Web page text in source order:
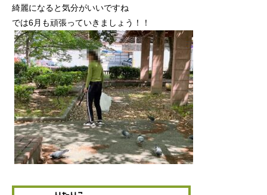
綺麗になると気分がいいですね
では6月も頑張っていきましょう！！